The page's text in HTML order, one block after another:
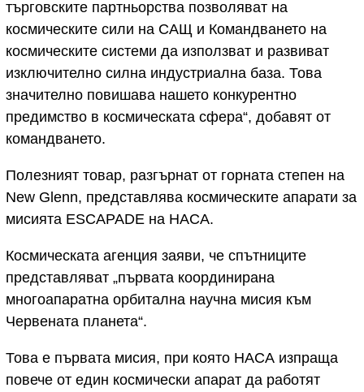
търговските партньорства позволяват на
космическите сили на САЩ и Командването на
космическите системи да използват и развиват
изключително силна индустриална база. Това
значително повишава нашето конкурентно
предимство в космическата сфера“, добавят от
командването.
Полезният товар, разгърнат от горната степен на
New Glenn, представлява космическите апарати за
мисията ESCAPADE на НАСА.
Космическата агенция заяви, че спътниците
представляват „първата координирана
многоапаратна орбитална научна мисия към
Червената планета“.
Това е първата мисия, при която НАСА изпраща
повече от един космически апарат да работят